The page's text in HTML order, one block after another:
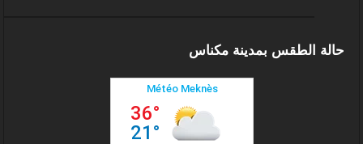
حالة الطقس بمدينة مكناس